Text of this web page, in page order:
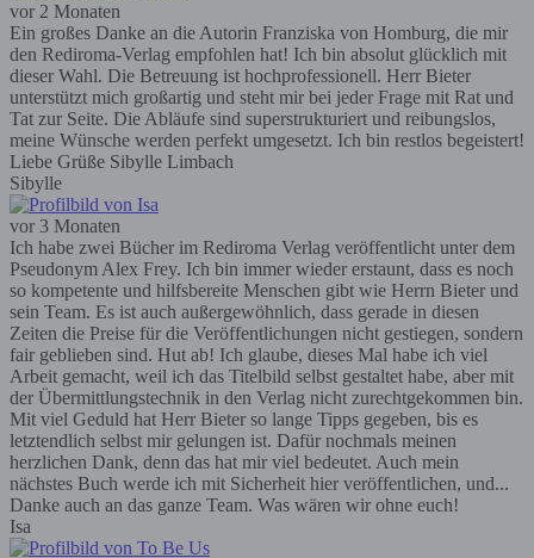
vor 2 Monaten
Ein großes Danke an die Autorin Franziska von Homburg, die mir
den Rediroma-Verlag empfohlen hat! Ich bin absolut glücklich mit
dieser Wahl. Die Betreuung ist hochprofessionell. Herr Bieter
unterstützt mich großartig und steht mir bei jeder Frage mit Rat und
Tat zur Seite. Die Abläufe sind superstrukturiert und reibungslos,
meine Wünsche werden perfekt umgesetzt. Ich bin restlos begeistert!
Liebe Grüße Sibylle Limbach
Sibylle
vor 3 Monaten
Ich habe zwei Bücher im Rediroma Verlag veröffentlicht unter dem
Pseudonym Alex Frey. Ich bin immer wieder erstaunt, dass es noch
so kompetente und hilfsbereite Menschen gibt wie Herrn Bieter und
sein Team. Es ist auch außergewöhnlich, dass gerade in diesen
Zeiten die Preise für die Veröffentlichungen nicht gestiegen, sondern
fair geblieben sind. Hut ab! Ich glaube, dieses Mal habe ich viel
Arbeit gemacht, weil ich das Titelbild selbst gestaltet habe, aber mit
der Übermittlungstechnik in den Verlag nicht zurechtgekommen bin.
Mit viel Geduld hat Herr Bieter so lange Tipps gegeben, bis es
letztendlich selbst mir gelungen ist. Dafür nochmals meinen
herzlichen Dank, denn das hat mir viel bedeutet. Auch mein
nächstes Buch werde ich mit Sicherheit hier veröffentlichen, und...
Danke auch an das ganze Team. Was wären wir ohne euch!
Isa